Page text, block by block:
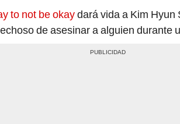
to not be okaydará vida a Kim Hyun
de asesinar a alguien durante